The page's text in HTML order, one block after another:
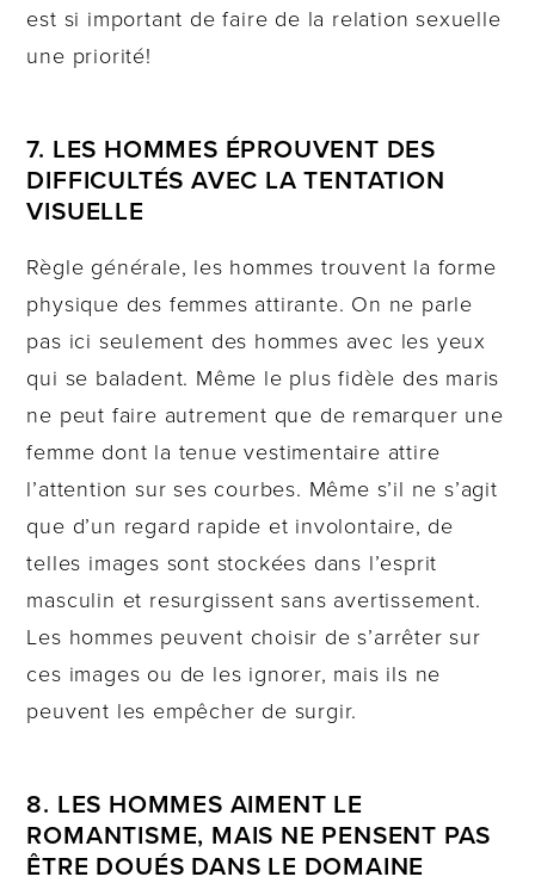
est si important de faire de la relation sexuelle
une priorité!
7. LES HOMMES ÉPROUVENT DES
DIFFICULTÉS AVEC LA TENTATION
VISUELLE
Règle générale, les hommes trouvent la forme
physique des femmes attirante. On ne parle
pas ici seulement des hommes avec les yeux
qui se baladent. Même le plus fidèle des maris
ne peut faire autrement que de remarquer une
femme dont la tenue vestimentaire attire
l’attention sur ses courbes. Même s’il ne s’agit
que d’un regard rapide et involontaire, de
telles images sont stockées dans l’esprit
masculin et resurgissent sans avertissement.
Les hommes peuvent choisir de s’arrêter sur
ces images ou de les ignorer, mais ils ne
peuvent les empêcher de surgir.
8. LES HOMMES AIMENT LE
ROMANTISME, MAIS NE PENSENT PAS
ÊTRE DOUÉS DANS LE DOMAINE